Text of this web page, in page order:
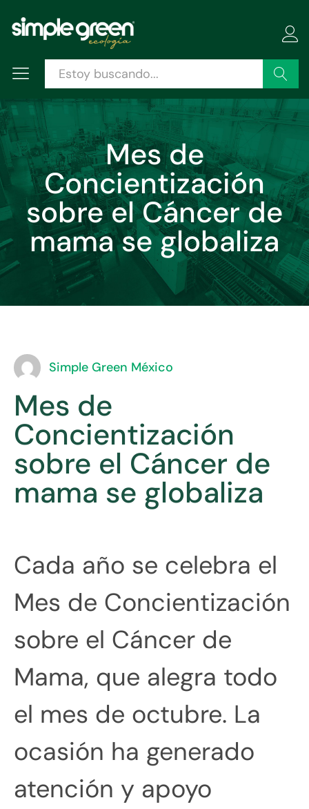
Buscar
Mes de
Concientización
sobre el Cáncer de
mama se globaliza
Simple Green México
Mes de
Concientización
sobre el Cáncer de
mama se globaliza
Cada año se celebra el
Mes de Concientización
sobre el Cáncer de
Mama, que alegra todo
el mes de octubre. La
ocasión ha generado
atención y apoyo